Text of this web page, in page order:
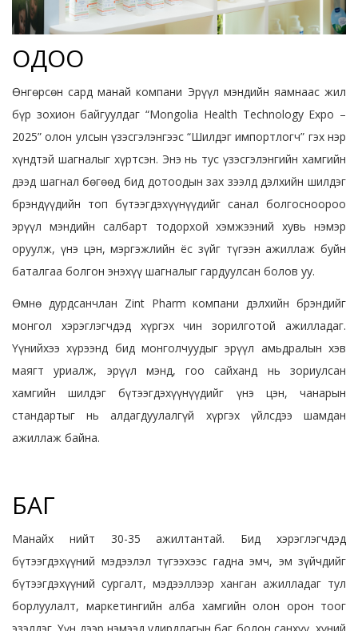
ОДОО
Өнгөрсөн сард манай компани Эрүүл мэндийн яамнаас жил
бүр зохион байгуулдаг “Mongolia Health Technology Expo –
2025” олон улсын үзэсгэлэнгээс “Шилдэг импортлогч” гэх нэр
хүндтэй шагналыг хүртсэн. Энэ нь тус үзэсгэлэнгийн хамгийн
дээд шагнал бөгөөд бид дотоодын зах зээлд дэлхийн шилдэг
брэндүүдийн топ бүтээгдэхүүнүүдийг санал болгосноороо
эрүүл мэндийн салбарт тодорхой хэмжээний хувь нэмэр
оруулж, үнэ цэн, мэргэжлийн ёс зүйг түгээн ажиллаж буйн
баталгаа болгон энэхүү шагналыг гардуулсан болов уу.
Өмнө дурдсанчлан Zint Pharm компани дэлхийн брэндийг
монгол хэрэглэгчдэд хүргэх чин зорилготой ажилладаг.
Үүнийхээ хүрээнд бид монголчуудыг эрүүл амьдралын хэв
маягт уриалж, эрүүл мэнд, гоо сайханд нь зориулсан
хамгийн шилдэг бүтээгдэхүүнүүдийг үнэ цэн, чанарын
стандартыг нь алдагдуулалгүй хүргэх үйлсдээ шамдан
ажиллаж байна.
БАГ
Манайх нийт 30-35 ажилтантай. Бид хэрэглэгчдэд
бүтээгдэхүүний мэдээлэл түгээхээс гадна эмч, эм зүйчдийг
бүтээгдэхүүний сургалт, мэдээллээр ханган ажилладаг тул
борлуулалт, маркетингийн алба хамгийн олон орон тоог